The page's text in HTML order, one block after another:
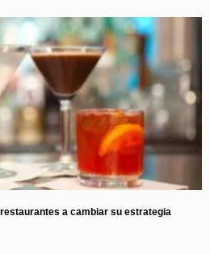
a cambiar su estrategia